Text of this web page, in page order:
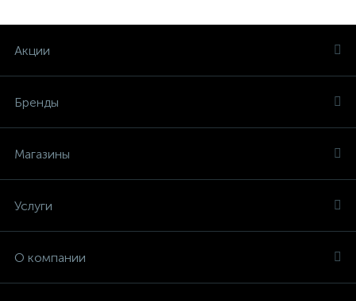
Акции
Бренды
Магазины
Услуги
О компании